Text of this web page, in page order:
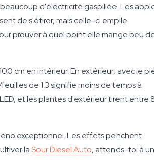
d'électricité gaspillée. Les
de s'étirer, mais celle-ci empile
prouver à quel point elle mange peu
cm en intérieur. En extérieur, avec le
de 1:3 signifie moins de temps à
et les plantes d'extérieur tirent entre
exceptionnel. Les effets penchent
laSour Diesel Auto, attends-toi à